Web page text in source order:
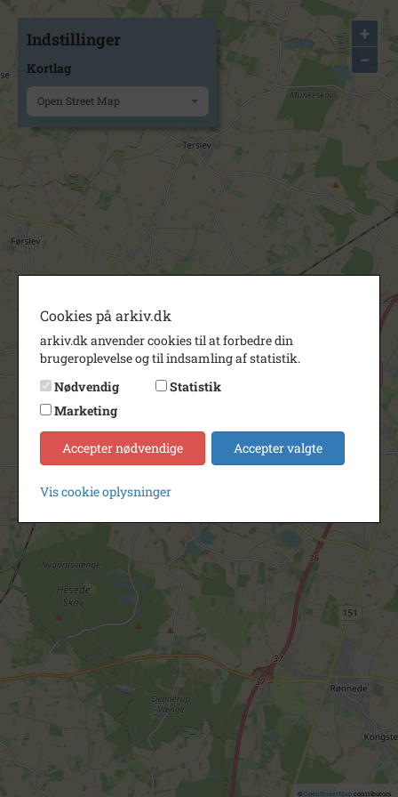
+
−
© OpenStreetMapcontributors.
Indstillinger
Kortlag
Open Street Map
Cookies på arkiv.dk
arkiv.dk anvender cookies til at forbedre din
brugeroplevelse og til indsamling af statistik.
Nødvendig
Statistik
Marketing
Accepter nødvendige Accepter valgte
Vis cookie oplysninger